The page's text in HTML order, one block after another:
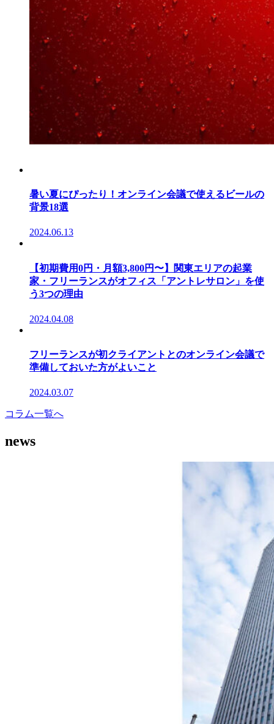
暑い夏にぴったり！オンライン会議で使えるビールの
背景18選
2024.06.13
【初期費用0円・月額3,800円〜】関東エリアの起業
家・フリーランスがオフィス「アントレサロン」を使
う3つの理由
2024.04.08
フリーランスが初クライアントとのオンライン会議で
準備しておいた方がよいこと
2024.03.07
コラム一覧へ
news